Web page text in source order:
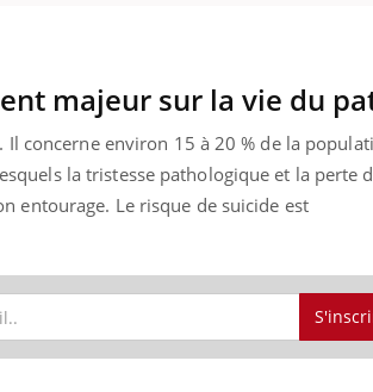
majeur sur la vie du
concerne environ 15 à 20 % de la
la tristesse pathologique et la perte
entourage. Le risque de suicide est